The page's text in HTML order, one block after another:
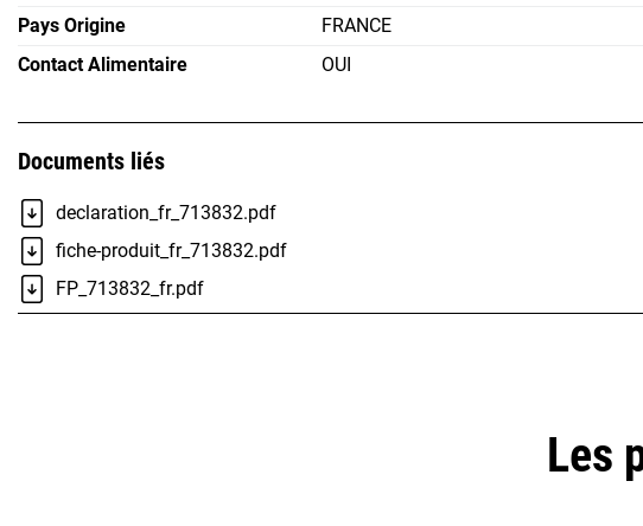
Pays Origine
FRANCE
Contact Alimentaire
OUI
Documents liés
declaration_fr_713832.pdf
fiche-produit_fr_713832.pdf
FP_713832_fr.pdf
Les